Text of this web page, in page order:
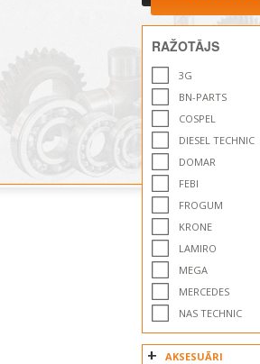
RAŽOTĀJS
3G
BN-PARTS
COSPEL
DIESEL TECHNIC
DOMAR
FEBI
FROGUM
KRONE
LAMIRO
MEGA
MERCEDES
NAS TECHNIC
PE AUTOMOTIVE
POZOSTALY
AKSESUĀRI